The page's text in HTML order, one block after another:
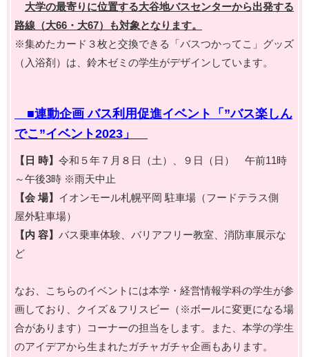
大学の最寄りに位置する大谷地バスセンターから出発する
路線（大66・大67）も対象となります。
※集めたカード３枚と交換できる「バスつかってこ」グッズ
（入浴剤）は、鈴木ゼミの学生がデザインしています。
■連動企画 バス利用促進イベント「”バス楽しん
でこ”イベント2023」
【日 時】 令和５年７月８日（土）、９日（日） 午前11時
～午後3時 ※雨天中止
【会 場】 イオンモール札幌平岡 駐車場（フードテラス側
屋外駐車場）
【内 容】 バス乗車体験、バリアフリー教室、消防車展示な
ど
なお、こちらのイベントには本学・経営情報学科の学生が参
画しており、クイズ＆フリスビー（※ボールに変更になる場
合があります）コーナーの担当をします。また、本学の学生
のアイデアから生まれたガチャガチャ企画もあります。